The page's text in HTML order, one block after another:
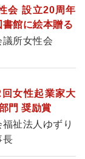
会 設立20周年
館に絵本贈る
所女性会
女性起業家大
門 奨励賞
祉法人ゆずり
長